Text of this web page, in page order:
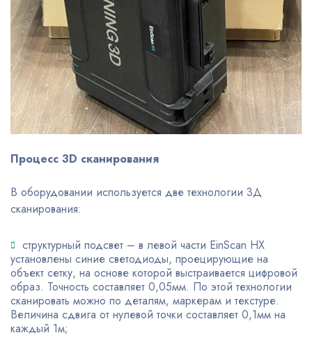
Процесс 3D сканирования
В оборудовании используется две технологии 3Д
сканирования:
структурный подсвет – в левой части EinScan HX
установлены синие светодиоды, проецирующие на
объект сетку, на основе которой выстраивается цифровой
образ. Точность составляет 0,05мм. По этой технологии
сканировать можно по деталям, маркерам и текстуре.
Величина сдвига от нулевой точки составляет 0,1мм на
каждый 1м;